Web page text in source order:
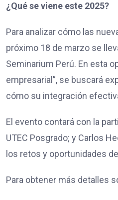
¿Qué se viene este 2025?
Para analizar cómo las
próximo 18 de marzo se
Seminarium Perú. En esta
empresarial”, se buscará
cómo su integración
El evento contará con la
UTEC Posgrado; y Carlos
los retos y oportunidades de
Para obtener más detalles